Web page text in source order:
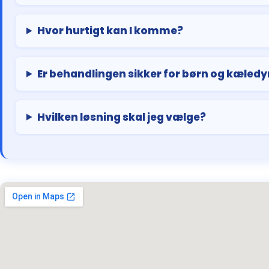
Hvor hurtigt kan I komme?
Er behandlingen sikker for børn og
Hvilken løsning skal jeg vælge?